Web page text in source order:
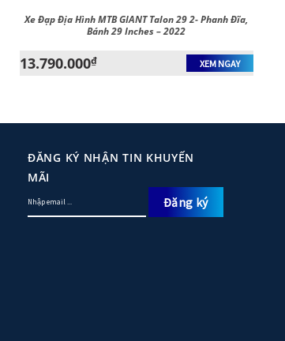
Xe Đạp Địa Hình MTB GIANT Talon 29 2- Phanh Đĩa,
Bánh 29 Inches – 2022
13.790.000₫ XEM NGAY
ĐĂNG KÝ NHẬN TIN KHUYẾN
MÃI